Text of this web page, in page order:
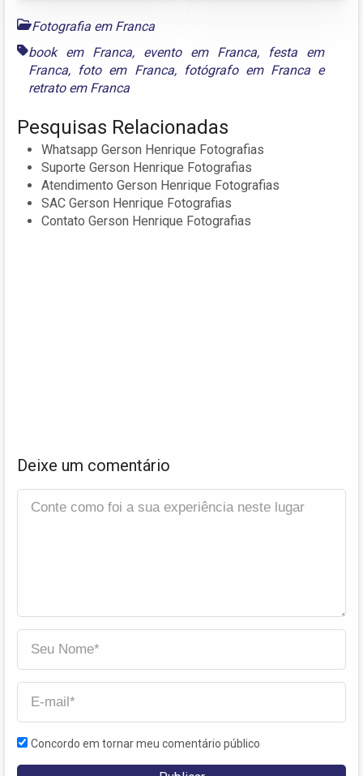
Fotografia em Franca
book em Franca, evento em Franca, festa em
Franca, foto em Franca, fotógrafo em Franca e
retrato em Franca
Pesquisas Relacionadas
Whatsapp Gerson Henrique Fotografias
Suporte Gerson Henrique Fotografias
Atendimento Gerson Henrique Fotografias
SAC Gerson Henrique Fotografias
Contato Gerson Henrique Fotografias
Deixe um comentário
Concordo em tornar meu comentário público